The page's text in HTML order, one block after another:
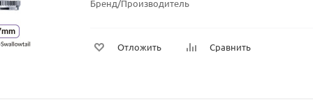
Бренд/Производитель
Отложить Сравнить